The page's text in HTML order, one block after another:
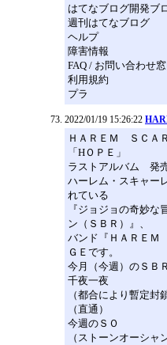
はてなブログ開発ブ
週刊はてなブログ
ヘルプ
障害情報
FAQ / お問い合わせ窓
利用規約
プラ
2022/01/19 15:26:22
ＨＡＲＥＭ ＳＣＡ
「HＯＰＥ」
ラストアルバム 発
ハーレム・スキャー
れている
『ジョジョの奇妙な
ン（ＳＢＲ）』、
バンド『ＨＡＲＥＭ
ＧＥです。
今月（今週）のＳＢ
千夜一夜
（都合により暫定封
（直通）
今週のＳＯ
（ストーンオーシャ